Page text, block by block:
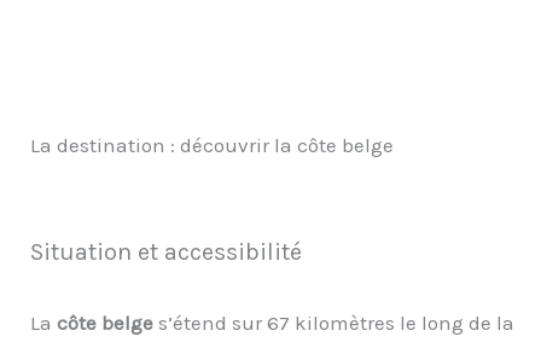
La destination : découvrir la côte belge
Situation et accessibilité
La côte belge s’étend sur 67 kilomètres le long de la